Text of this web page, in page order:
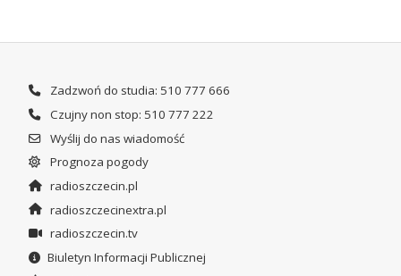
Zadzwoń do studia: 510 777 666
Czujny non stop: 510 777 222
Wyślij do nas wiadomość
Prognoza pogody
radioszczecin.pl
radioszczecinextra.pl
radioszczecin.tv
Biuletyn Informacji Publicznej